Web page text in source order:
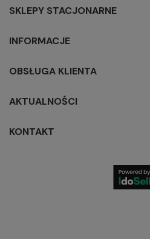
SKLEPY STACJONARNE
INFORMACJE
OBSŁUGA KLIENTA
AKTUALNOŚCI
KONTAKT